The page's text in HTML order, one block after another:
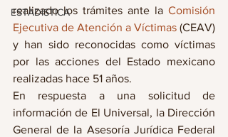
ESTADISTICA
realizado los trámites ante la Comisión
Ejecutiva de Atención a Víctimas (CEAV)
y han sido reconocidas como víctimas
por las acciones del Estado mexicano
realizadas hace 51 años.
En respuesta a una solicitud de
información de El Universal, la Dirección
General de la Asesoría Jurídica Federal